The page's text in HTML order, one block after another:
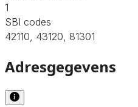
1
SBI codes
42110, 43120, 81301
Adresgegevens